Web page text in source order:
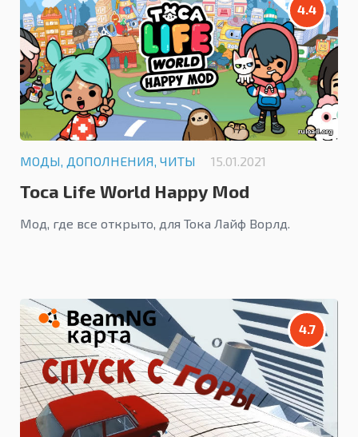
4.4
МОДЫ, ДОПОЛНЕНИЯ, ЧИТЫ 15.01.2021
Toca Life World Happy Mod
Мод, где все открыто, для Тока Лайф Ворлд.
4.7